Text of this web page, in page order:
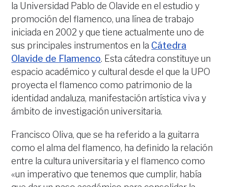
la Universidad Pablo de Olavide en el estudio y
promoción del flamenco, una línea de trabajo
iniciada en 2002 y que tiene actualmente uno de
sus principales instrumentos en la Cátedra
Olavide de Flamenco. Esta cátedra constituye un
espacio académico y cultural desde el que la UPO
proyecta el flamenco como patrimonio de la
identidad andaluza, manifestación artística viva y
ámbito de investigación universitaria.
Francisco Oliva, que se ha referido a la guitarra
como el alma del flamenco, ha definido la relación
entre la cultura universitaria y el flamenco como
«un imperativo que tenemos que cumplir, había